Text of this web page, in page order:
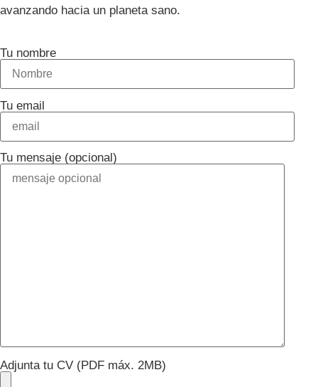
avanzando hacia un planeta sano.
Tu nombre
Tu email
Tu mensaje (opcional)
Adjunta tu CV (PDF máx. 2MB)